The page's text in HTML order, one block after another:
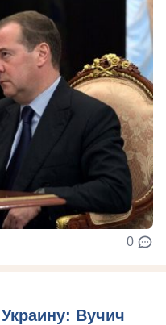
0
Вучич